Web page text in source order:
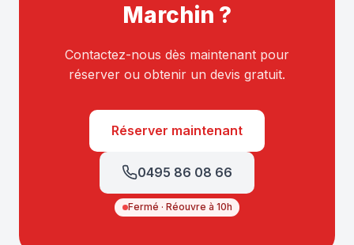
Marchin ?
Contactez-nous dès maintenant pour
réserver ou obtenir un devis gratuit.
Réserver maintenant
0495 86 08 66
Fermé · Réouvre à 10h